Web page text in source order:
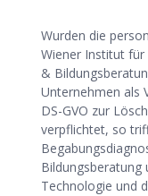
Wurden die
Wiener Institut für
&
Unternehmen als
DS-GVO zur
verpflichtet, so
Bildungsberatung
Technologie und